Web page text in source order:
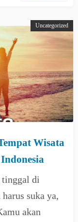
Uncategorized
Wisata
tinggal di
suka ya,
akan